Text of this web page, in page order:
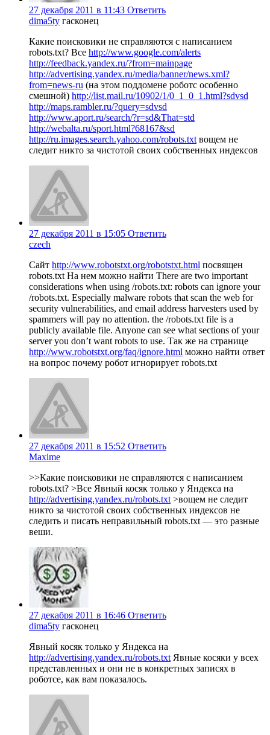
27 декабря 2011 в 11:43 Ответить
dima5ty гасконец
Какие поисковики не справляются с написанием
robots.txt? Все http://www.google.com/alerts
http://feedback.yandex.ru/?from=mainpage
http://advertising.yandex.ru/media/banner/news.xml?
from=news-ru (на этом поддомене роботс особенно
смешной) http://list.mail.ru/10902/1/0_1_0_1.html?sdvsd
http://maps.rambler.ru/?query=sdvsd
http://www.aport.ru/search/?r=sd&That=std
http://webalta.ru/sport.html?68167&sd
http://ru.images.search.yahoo.com/robots.txt вощем не
следит никто за чистотой своих собственных индексов
27 декабря 2011 в 15:05 Ответить
czech
Сайт http://www.robotstxt.org/robotstxt.html посвящен
robots.txt На нем можно найти There are two important
considerations when using /robots.txt: robots can ignore your
/robots.txt. Especially malware robots that scan the web for
security vulnerabilities, and email address harvesters used by
spammers will pay no attention. the /robots.txt file is a
publicly available file. Anyone can see what sections of your
server you don’t want robots to use. Так же на странице
http://www.robotstxt.org/faq/ignore.html можно найти ответ
на вопрос почему робот игнорирует robots.txt
27 декабря 2011 в 15:52 Ответить
Maxime
>>Какие поисковики не справляются с написанием
robots.txt? >Все Явный косяк только у Яндекса на
http://advertising.yandex.ru/robots.txt >вощем не следит
никто за чистотой своих собственных индексов не
следить и писать неправильный robots.txt — это разные
веши.
27 декабря 2011 в 16:46 Ответить
dima5ty гасконец
Явный косяк только у Яндекса на
http://advertising.yandex.ru/robots.txt Явные косяки у всех
представленных и они не в конкретных записях в
роботсе, как вам показалось.